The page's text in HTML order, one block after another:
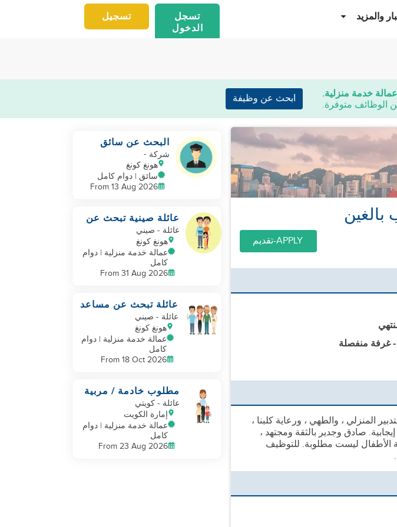
والمزيد تسجيل
تسجل
الدخول
خدمة منزلية.
الوظائف متوفرة.
ابحث عن وظيفة
APPLY-تقديم
- غرفة منفصلة
المنزلي ، والطهي ، ورعاية كلبنا ،
صادق وجدير بالثقة ومجتهد ،
الأطفال ليست مطلوبة. للتوظيف
البحث عن سائق
مقيم
شركة -
هونغ كونغ
سائق | دوام كامل
From 13 Aug 2026
عائلة صينية تبحث عن
مساعدة منزلية
عائلة - صيني
هونغ كونغ
عمالة خدمة منزلية | دوام
كامل
From 31 Aug 2026
عائلة تبحث عن مساعد
منزلي
عائلة - صيني
هونغ كونغ
عمالة خدمة منزلية | دوام
كامل
From 18 Oct 2026
مطلوب خادمة / مربية
تعيش بدوام كامل
للعمل في الكويت
عائلة - كويتي
إمارة الكويت
عمالة خدمة منزلية | دوام
كامل
From 23 Aug 2026